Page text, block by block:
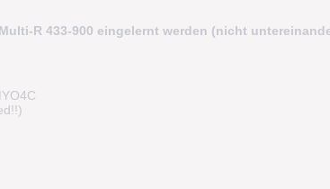
R 433-900 eingelernt werden (nicht